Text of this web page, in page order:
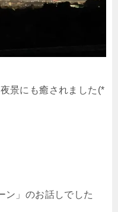
景にも癒されました(*
」のお話しでした